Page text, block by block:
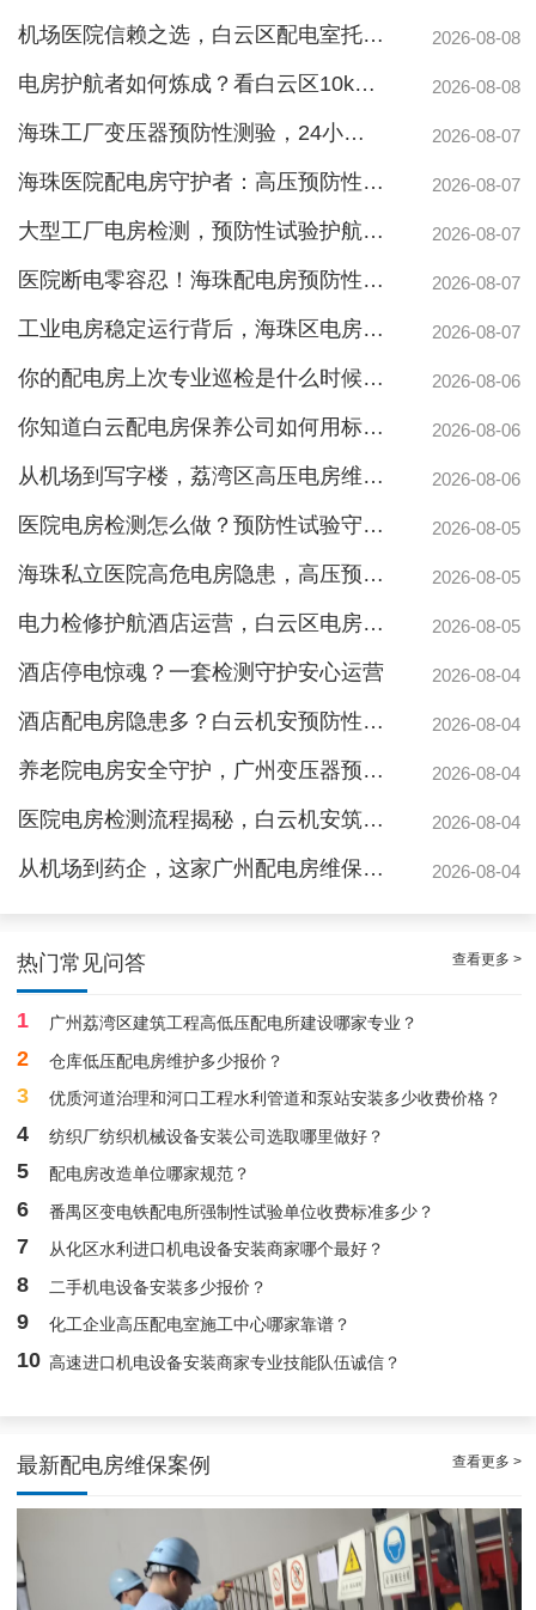
机场医院信赖之选，白云区配电室托管公司护航高频稳定用电 2026-08-08
电房护航者如何炼成？看白云区10kv配电房维保公司如何守护商业园区与地标脉搏 2026-08-08
海珠工厂变压器预防性测验，24小时生产不断电的守护神 2026-08-07
海珠医院配电房守护者：高压预防性试验如何规避呼吸机停摆风险 2026-08-07
大型工厂电房检测，预防性试验护航24h连续生产 2026-08-07
医院断电零容忍！海珠配电房预防性检测如何守住生命线？ 2026-08-07
工业电房稳定运行背后，海珠区电房维护公司如何守护写字楼与工厂用电安全 2026-08-07
你的配电房上次专业巡检是什么时候？白云配电房巡检公司告诉你定期检测有多重要 2026-08-06
你知道白云配电房保养公司如何用标准化流程守护企业电力安全吗？ 2026-08-06
从机场到写字楼，荔湾区高压电房维保公司如何守护电力生命线 2026-08-06
医院电房检测怎么做？预防性试验守护生命线不停摆 2026-08-05
海珠私立医院高危电房隐患，高压预防性试验守护生命线 2026-08-05
电力检修护航酒店运营，白云区电房托管公司实力护航地标建筑 2026-08-05
酒店停电惊魂？一套检测守护安心运营 2026-08-04
酒店配电房隐患多？白云机安预防性检测全解析 2026-08-04
养老院电房安全守护，广州变压器预防性测验护航疏散通道 2026-08-04
医院电房检测流程揭秘，白云机安筑牢生命防线 2026-08-04
从机场到药企，这家广州配电房维保公司凭什么赢得园区信赖 2026-08-04
热门常见问答 查看更多 >
1 广州荔湾区建筑工程高低压配电所建设哪家专业？
2 仓库低压配电房维护多少报价？
3 优质河道治理和河口工程水利管道和泵站安装多少收费价格？
4 纺织厂纺织机械设备安装公司选取哪里做好？
5 配电房改造单位哪家规范？
6 番禺区变电铁配电所强制性试验单位收费标准多少？
7 从化区水利进口机电设备安装商家哪个最好？
8 二手机电设备安装多少报价？
9 化工企业高压配电室施工中心哪家靠谱？
10 高速进口机电设备安装商家专业技能队伍诚信？
最新配电房维保案例 查看更多 >
靠谱白云箱式配电房维护保养服务，阻止潜在风险
广州配电房维保案例|防备重伤事故
白云配电房要求检修服务，支持配电房稳定